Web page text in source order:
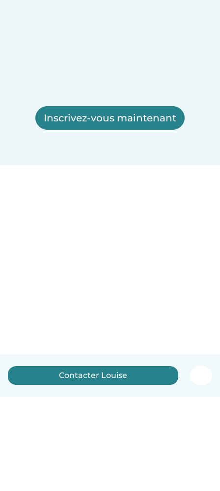
Inscrivez-vous maintenant
Contacter Louise